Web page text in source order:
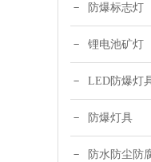
防爆标志灯
锂电池矿灯
LED防爆灯
防爆灯具
防水防尘防